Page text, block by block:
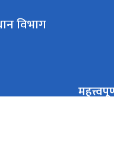
विभाग